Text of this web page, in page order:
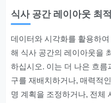
식사 공간 레이아웃 최
데이터와 시각화를 활용하
해 식사 공간의 레이아웃을
하십시오. 이는 더 나은 흐
구를 재배치하거나, 매력적
명 계획을 조정하거나, 전체